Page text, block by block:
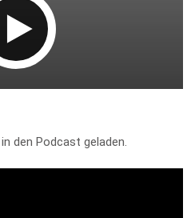
den Podcast geladen.